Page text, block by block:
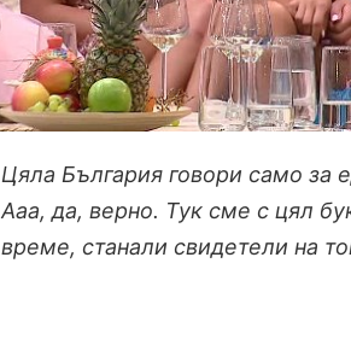
Цяла България говори само за
Ааа, да, верно. Тук сме с цял
време, станали свидетели на